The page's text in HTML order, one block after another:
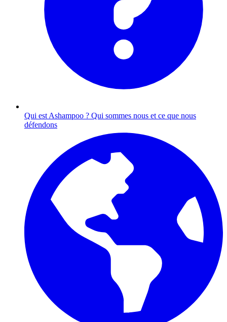
Qui est Ashampoo ? Qui sommes nous et ce que nous
défendons